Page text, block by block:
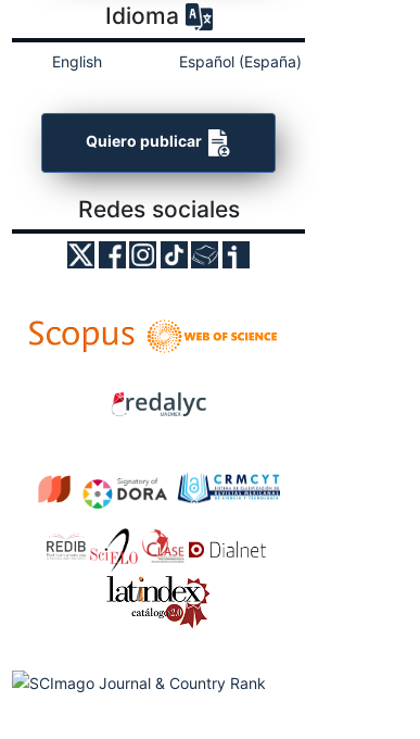
Idioma
English Español (España)
Quiero publicar
Redes sociales